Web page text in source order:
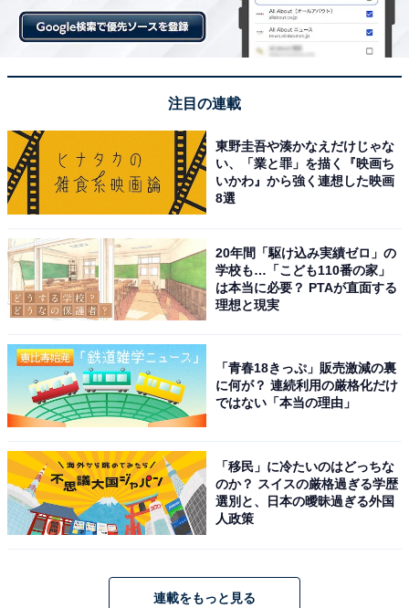
Amazonは、同じ商品でもさまざまな販売業者が取り扱
でに時間がかかったり、最悪の場合、粗悪なコピー商品
を買わされてしまったりといった事例があとを絶ちませ
ん。
品」に限定して買い物しましょう。
注目の連載
東野圭吾や湊かなえだけじゃな
い、「業と罪」を描く『映画ち
いかわ』から強く連想した映画
8選
20年間「駆け込み実績ゼロ」の
学校も…「こども110番の家」
は本当に必要？ PTAが直面する
理想と現実
「青春18きっぷ」販売激減の裏
に何が？ 連続利用の厳格化だけ
ではない「本当の理由」
「移民」に冷たいのはどっちな
のか？ スイスの厳格過ぎる学歴
選別と、日本の曖昧過ぎる外国
人政策
連載をもっと見る